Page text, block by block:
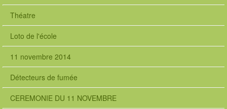
Théatre
Loto de l'école
11 novembre 2014
Détecteurs de fumée
CEREMONIE DU 11 NOVEMBRE